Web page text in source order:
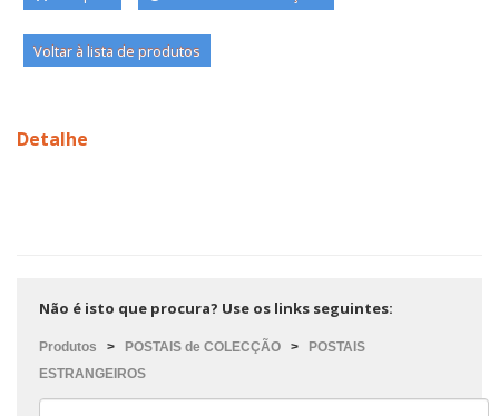
Voltar à lista de produtos
Detalhe
Não é isto que procura? Use os links seguintes:
Produtos > POSTAIS de COLECÇÃO > POSTAIS
ESTRANGEIROS